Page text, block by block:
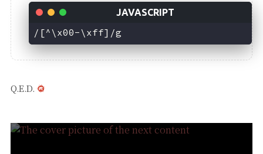
/[^\x00-\xff]/g
Q.E.D.